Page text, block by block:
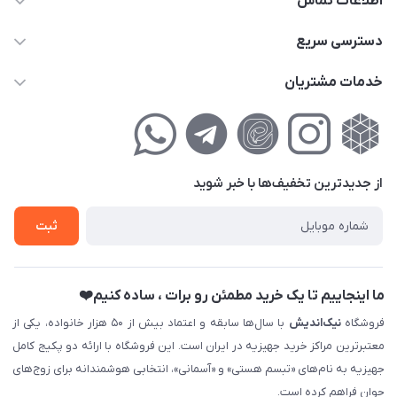
02177111474
کوچه گلریز 4 غربی ، پلاک 13
دسترسی سریع
حساب کاربری
لیست محصولات
خدمات مشتریان
راهنمای‌خرید‌آنلاین
حریم خصوصی
فروش‌اقساطی
از جدید‌ترین تخفیف‌ها با‌ خبر شوید
ثبت
ما اینجاییم تا یک خرید مطمئن رو برات ، ساده کنیم❤️
فروشگاهنیک‌اندیش
با سال‌ها سابقه و اعتماد بیش از ۵۰ هزار خانواده، یکی از
معتبرترین مراکز خرید جهیزیه در ایران است. این فروشگاه با ارائه دو پکیج کامل
جهیزیه به نام‌های «تبسم هستی» و «آسمانی»، انتخابی هوشمندانه برای زوج‌های
جوان فراهم کرده است.